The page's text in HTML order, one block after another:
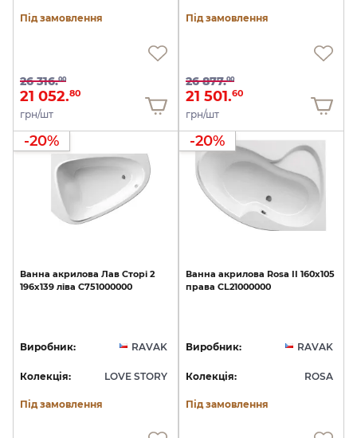
Під замовлення
26 316.00
21 052.80
грн/шт
Під замовлення
26 877.00
21 501.60
грн/шт
-20%
Ванна акрилова Лав Сторі 2
196х139 ліва C751000000
Виробник: RAVAK
Колекція: LOVE STORY
Під замовлення
-20%
Ванна акрилова Rosa II 160x105
права CL21000000
Виробник: RAVAK
Колекція: ROSA
Під замовлення